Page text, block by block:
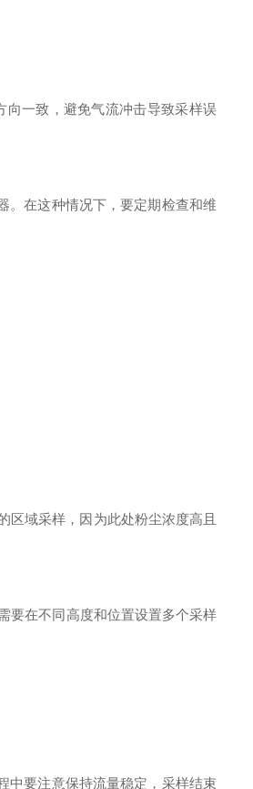
一致，避免气流冲击导致采样误
在这种情况下，要定期检查和维
域采样，因为此处粉尘浓度高且
要在不同高度和位置设置多个采样
要注意保持流量稳定，采样结束